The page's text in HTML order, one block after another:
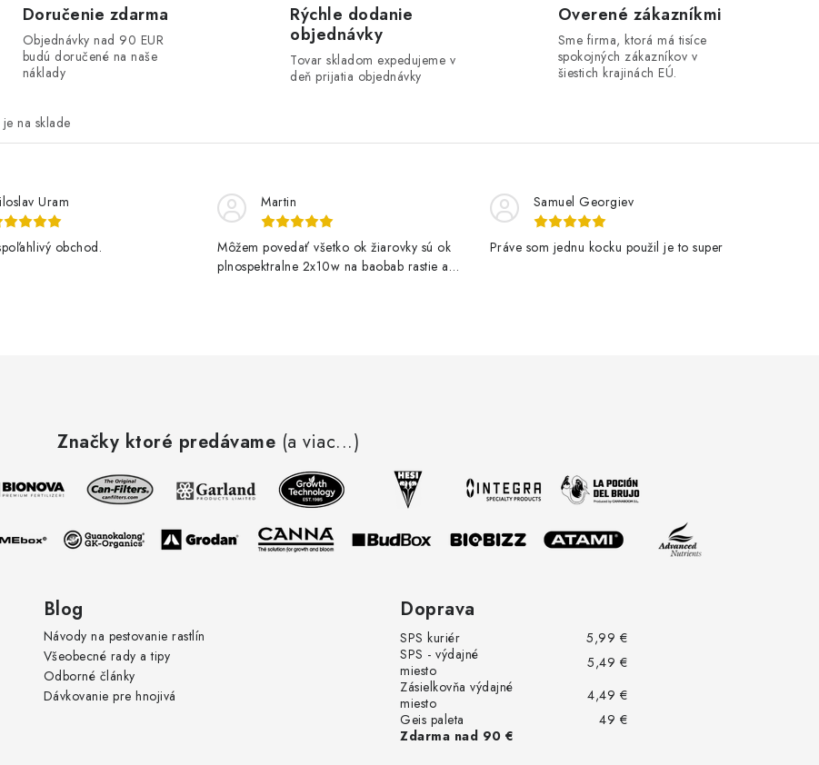
Doručenie zdarma
Objednávky nad 90 EUR
budú doručené na naše
náklady
Rýchle dodanie
objednávky
Tovar skladom expedujeme v
deň prijatia objednávky
Overené zákazníkmi
Sme firma, ktorá má tisíce
spokojných zákazníkov v
šiestich krajinách EÚ.
na sklade
Uram
obchod.
Martin
Môžem povedať všetko ok žiarovky sú ok
plnospektralne 2x10w na baobab rastie a
Samuel Georgiev
Práve som jednu kocku použil je to super
Značky ktoré predávame (a viac...)
Blog
Návody na pestovanie rastlín
Všeobecné rady a tipy
Odborné články
Dávkovanie pre hnojivá
Doprava
SPS kuriér
5,99 €
SPS - výdajné
miesto
5,49 €
Zásielkovňa výdajné
miesto
4,49 €
Geis paleta
49 €
Zdarma nad 90 €